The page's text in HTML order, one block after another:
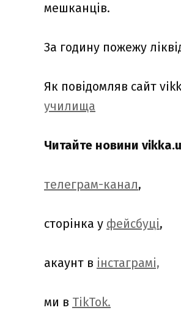
мешканців.
За годину пожежу
Як повідомляв сайт
училища
Читайте новини
телеграм-канал,
сторінка у фейсбуці,
акаунт в інстаграмі,
ми в TikTok.